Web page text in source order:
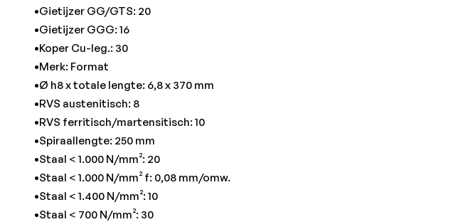
•Gietijzer GG/GTS: 20
•Gietijzer GGG: 16
•Koper Cu-leg.: 30
•Merk: Format
•Ø h8 x totale lengte: 6,8 x 370 mm
•RVS austenitisch: 8
•RVS ferritisch/martensitisch: 10
•Spiraallengte: 250 mm
•Staal < 1.000 N/mm²: 20
•Staal < 1.000 N/mm² f: 0,08 mm/omw.
•Staal < 1.400 N/mm²: 10
•Staal < 700 N/mm²: 30